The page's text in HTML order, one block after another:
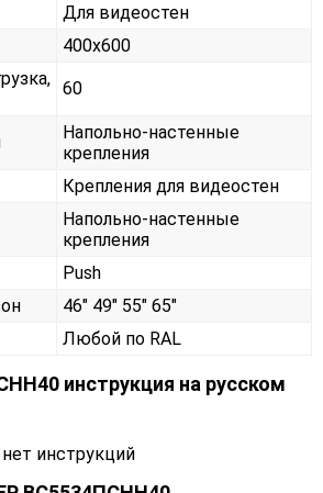
Для видеостен
400х600
60
Напольно-настенные
крепления
Крепления для видеостен
Напольно-настенные
крепления
Push
46" 49" 55" 65"
Любой по RAL
инструкция на русском
инструкций